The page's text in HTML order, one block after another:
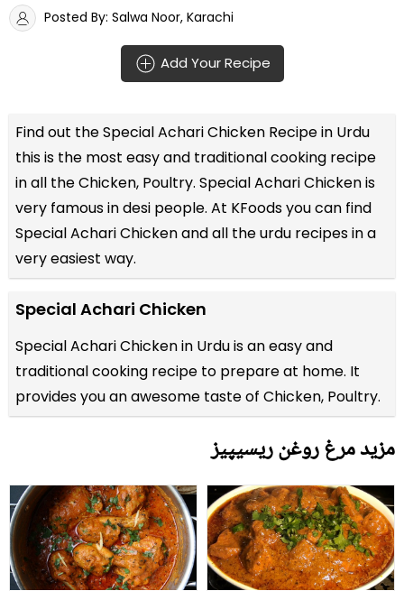
Posted By: Salwa Noor, Karachi
Add Your Recipe
Find out theSpecial Achari Chicken Recipe in Urdu
this is the most easy and traditional cooking recipe
in all theChicken, Poultry. Special Achari Chicken is
very famous in desi people. At KFoods you can find
Special Achari Chicken and all theurdu recipesin a
very easiest way.
Special Achari Chicken
Special Achari Chicken in Urdu is an easy and
traditional cooking recipe to prepare at home. It
provides you an awesome taste of Chicken, Poultry.
مزید مرغ روغن ریسیپیز